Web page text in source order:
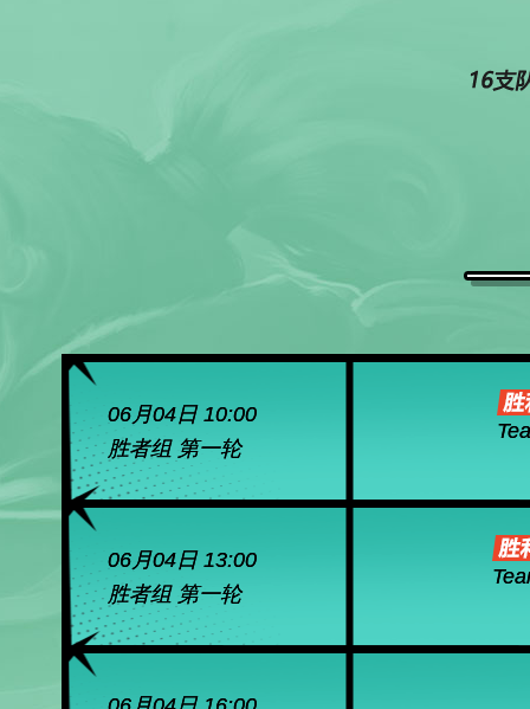
06月04日 10:00
胜者组 第一轮
06月04日 13:00
胜者组 第一轮